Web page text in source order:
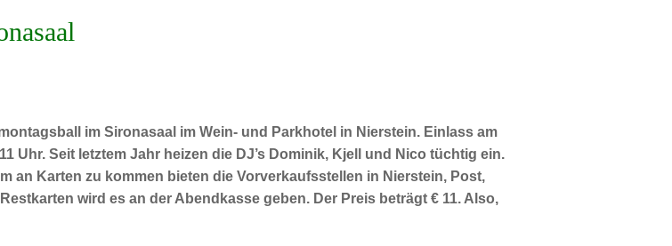
im Sironasaal im Wein- und Parkhotel in Nierstein. Einlass am
Uhr. Seit letztem Jahr heizen die DJ’s Dominik, Kjell und Nico tüchtig ein.
an Karten zu kommen bieten die Vorverkaufsstellen in Nierstein, Post,
wird es an der Abendkasse geben. Der Preis beträgt € 11. Also,